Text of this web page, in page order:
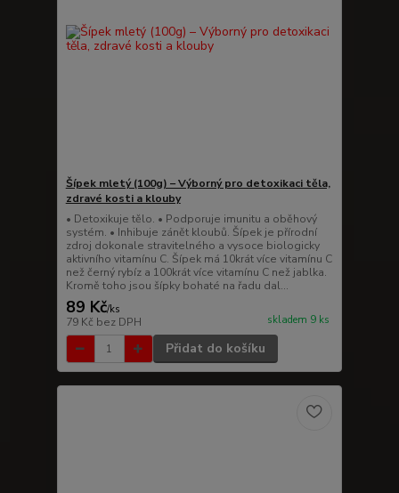
Šípek mletý (100g) – Výborný pro detoxikaci těla,
zdravé kosti a klouby
• Detoxikuje tělo. • Podporuje imunitu a oběhový
systém. • Inhibuje zánět kloubů. Šípek je přírodní
zdroj dokonale stravitelného a vysoce biologicky
aktivního vitamínu C. Šípek má 10krát více vitamínu C
než černý rybíz a 100krát více vitamínu C než jablka.
Kromě toho jsou šípky bohaté na řadu dal...
89 Kč/ks
79 Kč bez DPH skladem 9 ks
Přidat do košíku